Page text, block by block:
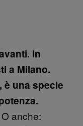
In
a Milano.
è una specie
anche: